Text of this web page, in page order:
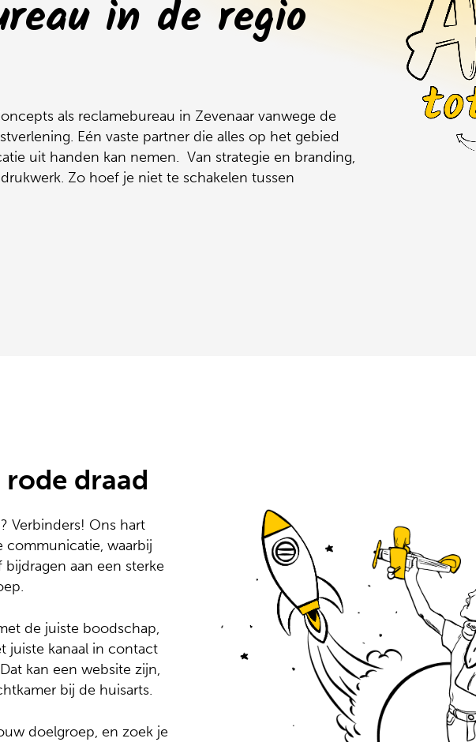
E-mailmarketing
Data-analyse en rapportage
in de regio
als reclamebureau in Zevenaar vanwege de
Eén vaste partner die alles op het gebied
uit handen kan nemen. Van strategie en branding,
Zo hoef je niet te schakelen tussen
draad
Verbinders! Ons hart
communicatie, waarbij
aan een sterke
de juiste boodschap,
juiste kanaal in contact
kan een website zijn,
bij de huisarts.
doelgroep, en zoek je